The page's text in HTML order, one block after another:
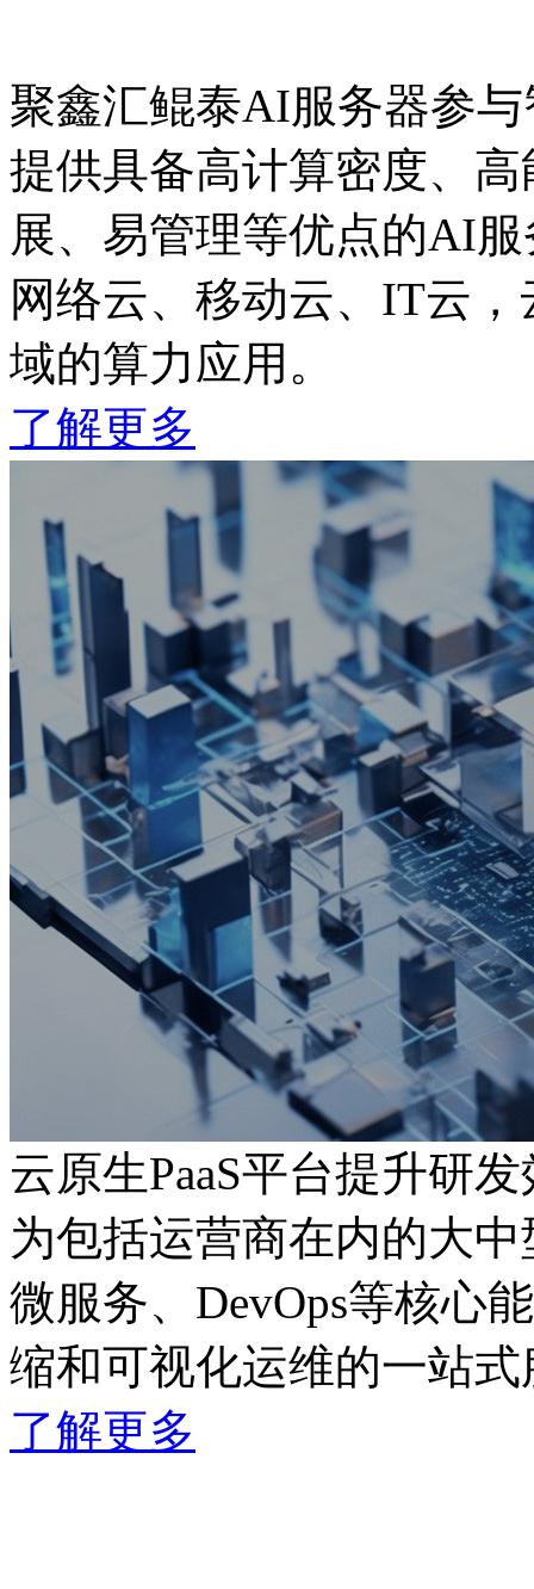
聚鑫汇鲲泰AI服务器参
提供具备高计算密度、高
展、易管理等优点的AI
网络云、移动云、IT云
域的算力应用。
了解更多
云原生PaaS平台提升研
为包括运营商在内的大中型
微服务、DevOps等核心
缩和可视化运维的一站式
了解更多